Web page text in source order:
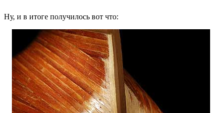
Ну, и в итоге получилось вот что: